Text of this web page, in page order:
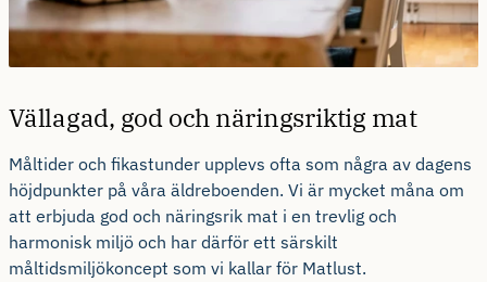
Vällagad, god och näringsriktig mat
Måltider och fikastunder upplevs ofta som några av dagens
höjdpunkter på våra äldreboenden. Vi är mycket måna om
att erbjuda god och näringsrik mat i en trevlig och
harmonisk miljö och har därför ett särskilt
måltidsmiljökoncept som vi kallar för Matlust.